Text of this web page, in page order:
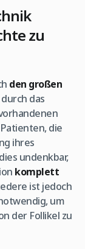
zu
den großen
das
die
ihres
undenkbar,
komplett
ist jedoch
um
der Follikel zu